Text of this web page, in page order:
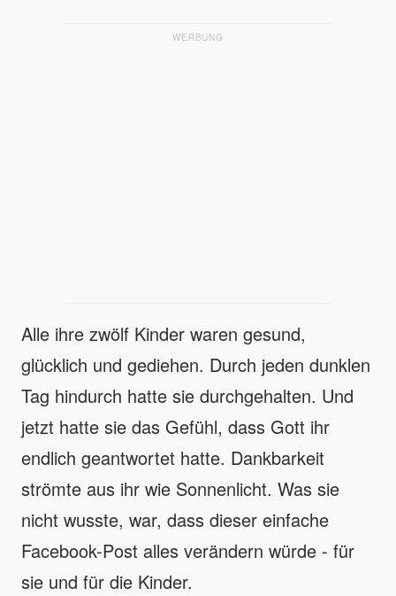
WERBUNG
Alle ihre zwölf Kinder waren gesund,
glücklich und gediehen. Durch jeden dunklen
Tag hindurch hatte sie durchgehalten. Und
jetzt hatte sie das Gefühl, dass Gott ihr
endlich geantwortet hatte. Dankbarkeit
strömte aus ihr wie Sonnenlicht. Was sie
nicht wusste, war, dass dieser einfache
Facebook-Post alles verändern würde - für
sie und für die Kinder.